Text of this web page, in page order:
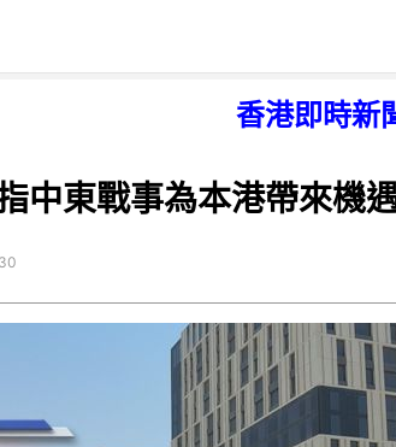
香港即時新
中東戰事為本港帶來機